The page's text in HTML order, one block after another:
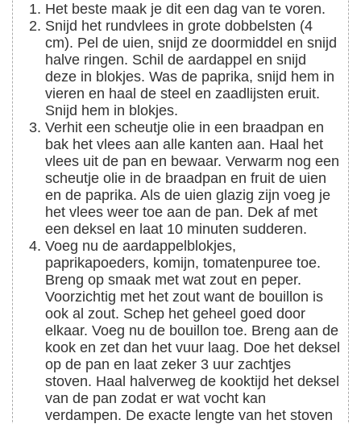
Het beste maak je dit een dag van te voren.
Snijd het rundvlees in grote dobbelsten (4
cm). Pel de uien, snijd ze doormiddel en snijd
halve ringen. Schil de aardappel en snijd
deze in blokjes. Was de paprika, snijd hem in
vieren en haal de steel en zaadlijsten eruit.
Snijd hem in blokjes.
Verhit een scheutje olie in een braadpan en
bak het vlees aan alle kanten aan. Haal het
vlees uit de pan en bewaar. Verwarm nog een
scheutje olie in de braadpan en fruit de uien
en de paprika. Als de uien glazig zijn voeg je
het vlees weer toe aan de pan. Dek af met
een deksel en laat 10 minuten sudderen.
Voeg nu de aardappelblokjes,
paprikapoeders, komijn, tomatenpuree toe.
Breng op smaak met wat zout en peper.
Voorzichtig met het zout want de bouillon is
ook al zout. Schep het geheel goed door
elkaar. Voeg nu de bouillon toe. Breng aan de
kook en zet dan het vuur laag. Doe het deksel
op de pan en laat zeker 3 uur zachtjes
stoven. Haal halverweg de kooktijd het deksel
van de pan zodat er wat vocht kan
verdampen. De exacte lengte van het stoven